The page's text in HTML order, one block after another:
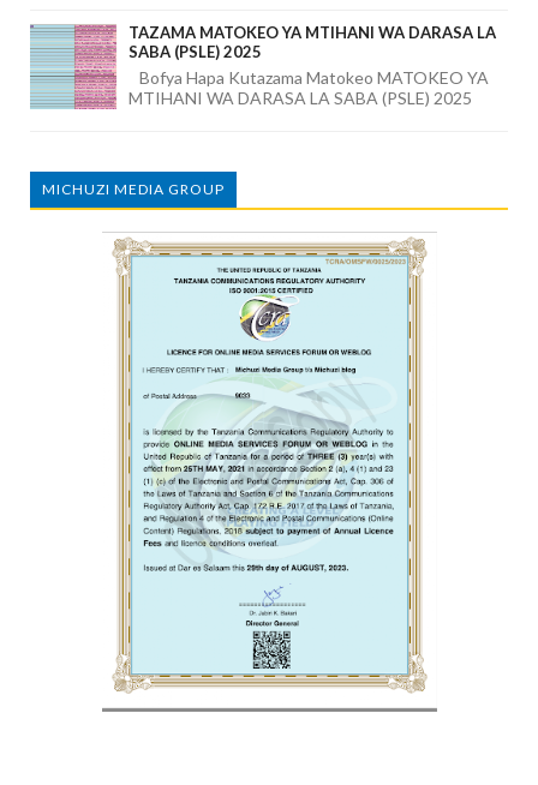
TAZAMA MATOKEO YA MTIHANI WA DARASA LA
SABA (PSLE) 2025
Bofya Hapa Kutazama Matokeo MATOKEO YA
MTIHANI WA DARASA LA SABA (PSLE) 2025
MICHUZI MEDIA GROUP